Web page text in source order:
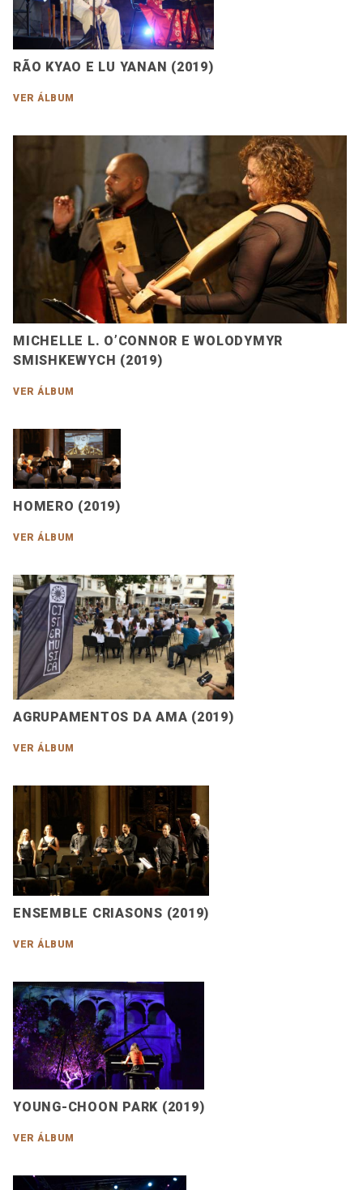
RÃO KYAO E LU YANAN (2019)
VER ÁLBUM
MICHELLE L. O’CONNOR E WOLODYMYR
SMISHKEWYCH (2019)
VER ÁLBUM
HOMERO (2019)
VER ÁLBUM
AGRUPAMENTOS DA AMA (2019)
VER ÁLBUM
ENSEMBLE CRIASONS (2019)
VER ÁLBUM
YOUNG-CHOON PARK (2019)
VER ÁLBUM